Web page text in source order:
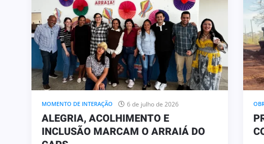
MOMENTO DE INTERAÇÃO 6 de julho de 2026
ALEGRIA, ACOLHIMENTO E
INCLUSÃO MARCAM O ARRAIÁ DO